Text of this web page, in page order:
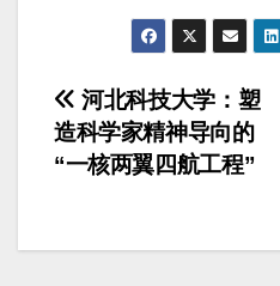
文
章
航
河北科技大学：塑
造科学家精神导向的
“一核两翼四航工程”